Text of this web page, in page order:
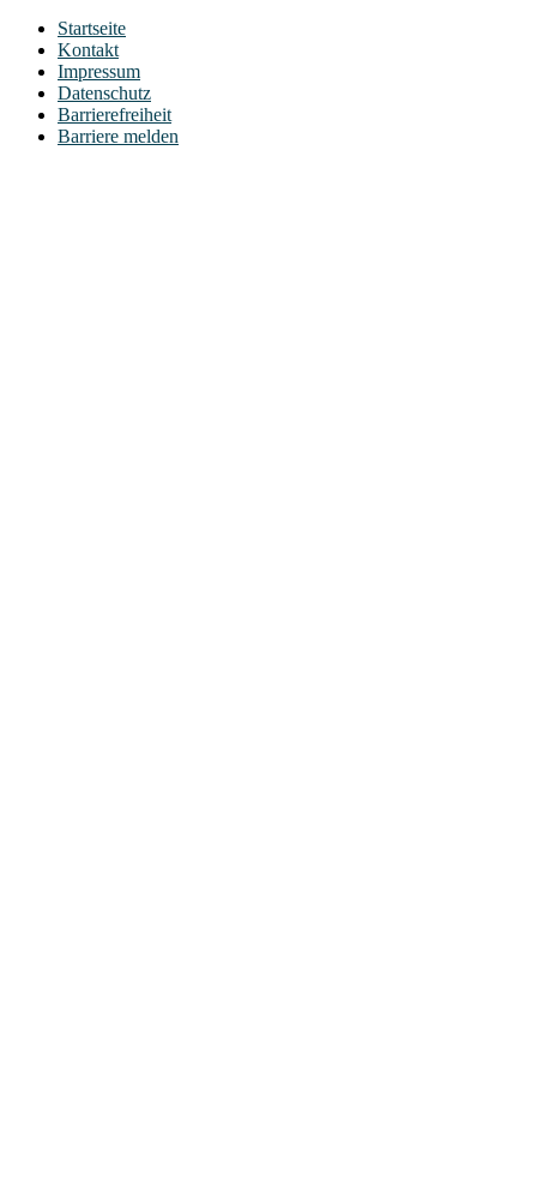
Startseite
Kontakt
Impressum
Datenschutz
Barrierefreiheit
Barriere melden